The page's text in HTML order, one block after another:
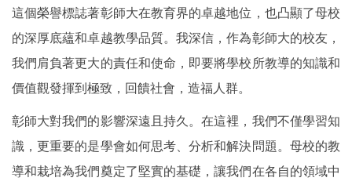
這個榮譽標誌著彰師大在教育界的卓越地位，也凸顯了母校
的深厚底蘊和卓越教學品質。我深信，作為彰師大的校友，
我們肩負著更大的責任和使命，即要將學校所教導的知識和
價值觀發揮到極致，回饋社會，造福人群。
彰師大對我們的影響深遠且持久。在這裡，我們不僅學習知
識，更重要的是學會如何思考、分析和解決問題。母校的教
導和栽培為我們奠定了堅實的基礎，讓我們在各自的領域中